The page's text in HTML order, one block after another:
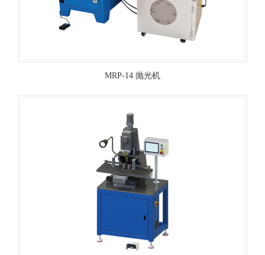
MRP-14 抛光机